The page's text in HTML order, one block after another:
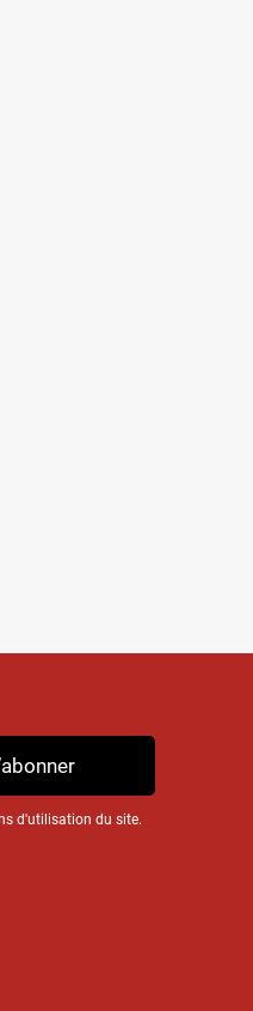
d'utilisation du site.